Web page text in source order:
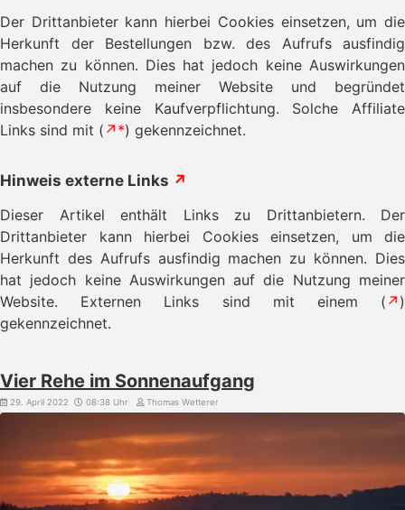
Der Drittanbieter kann hierbei Cookies einsetzen, um die
Herkunft der Bestellungen bzw. des Aufrufs ausfindig
machen zu können. Dies hat jedoch keine Auswirkungen
auf die Nutzung meiner Website und begründet
insbesondere keine Kaufverpflichtung. Solche Affiliate
Links sind mit ( ↗*) gekennzeichnet.
Hinweis externe Links ↗
Dieser Artikel enthält Links zu Drittanbietern. Der
Drittanbieter kann hierbei Cookies einsetzen, um die
Herkunft des Aufrufs ausfindig machen zu können. Dies
hat jedoch keine Auswirkungen auf die Nutzung meiner
Website. Externen Links sind mit einem ( ↗ )
gekennzeichnet.
Vier Rehe im Sonnenaufgang
29. April 2022 08:38 Uhr Thomas Wetterer